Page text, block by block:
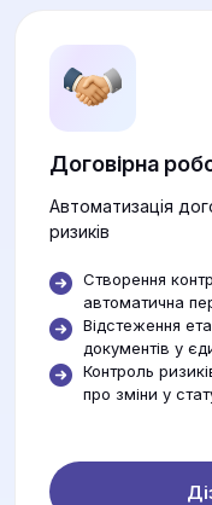
Договірна
Автоматизація
ризиків
Створення
автоматична
Відстеження
документів у
Контроль
про зміни у